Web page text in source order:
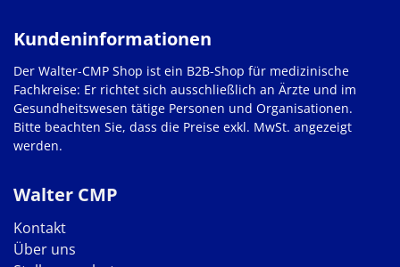
Walter CMP
Kontakt
Über uns
Kundeninformationen
Der Walter-CMP Shop ist ein B2B-Shop für medizinische
Fachkreise: Er richtet sich ausschließlich an Ärzte und im
Gesundheitswesen tätige Personen und Organisationen.
Bitte beachten Sie, dass die Preise exkl. MwSt. angezeigt
werden.